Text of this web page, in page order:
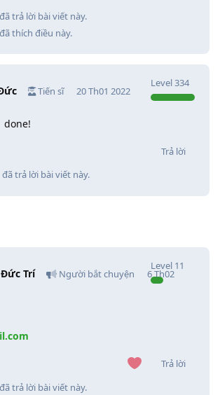
đã trả lời bài viết này.
đã thích điều này.
Tiến sĩ
Level334
20 Th01 2022
done!
Trả lời
đã trả lời bài viết này.
Trí Người bắt chuyện
Level 11
6 Th02
Trả lời
đã trả lời bài viết này.